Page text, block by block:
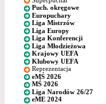
Puch. okręgowe
Europuchary
Liga Mistrzów
Liga Europy
Liga Konferencji
Liga Młodzieżowa
Krajowy UEFA
Klubowy UEFA
Reprezentacja
eMŚ 2026
MŚ 2026
Liga Narodów 26/27
eME 2024